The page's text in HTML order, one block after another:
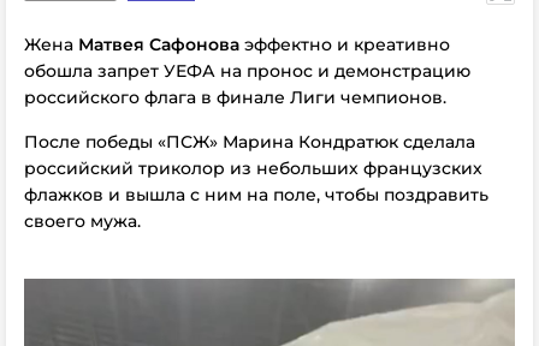
Жена Матвея Сафонова эффектно и креативно
обошла запрет УЕФА на пронос и демонстрацию
российского флага в финале Лиги чемпионов.
После победы «ПСЖ» Марина Кондратюк сделала
российский триколор из небольших французских
флажков и вышла с ним на поле, чтобы поздравить
своего мужа.